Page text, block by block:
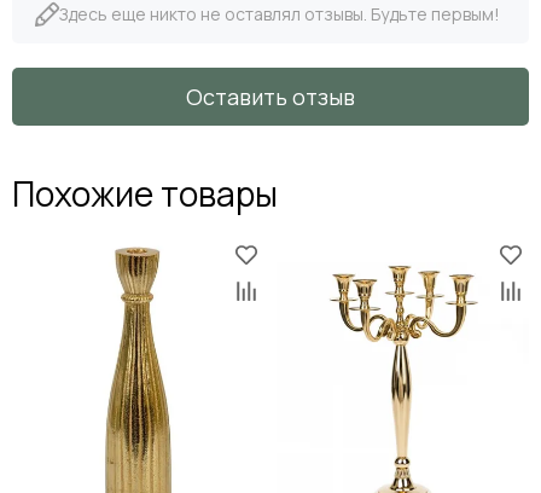
Здесь еще никто не оставлял отзывы. Будьте первым!
Оставить отзыв
Похожие товары